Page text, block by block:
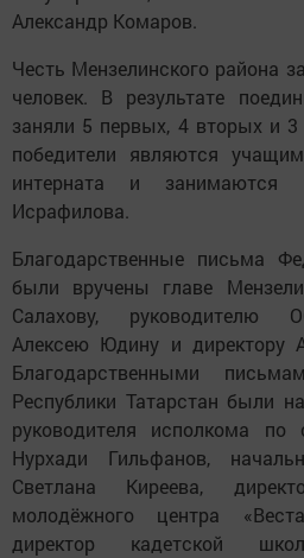
Александр Комаров.
Честь Мензелинского района
человек. В результате
заняли 5 первых, 4 вторых и 3
победители являются
интерната и занимаются
Исрафилова.
Благодарственные письма
были вручены главе
Салахову, руководителю
Алексею Юдину и директору
Благодарственными
Республики Татарстан были
руководителя исполкома
Нурхади Гильфанов,
Светлана Киреева,
молодёжного центра
директор кадетской